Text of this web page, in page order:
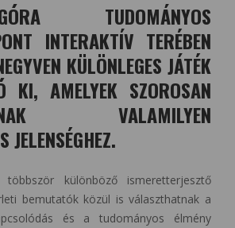
TUDOMÁNYOS
INTERAKTÍV TERÉBEN
KÜLÖNLEGES JÁTÉK
KI, AMELYEK SZOROSAN
VALAMILYEN
JELENSÉGHEZ.
többször különböző ismeretterjesztő
bemutatók közül is választhatnak a
és a tudományos élmény